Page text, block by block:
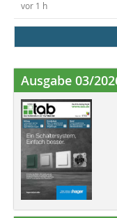
vor 1 h
Ausgabe 03/